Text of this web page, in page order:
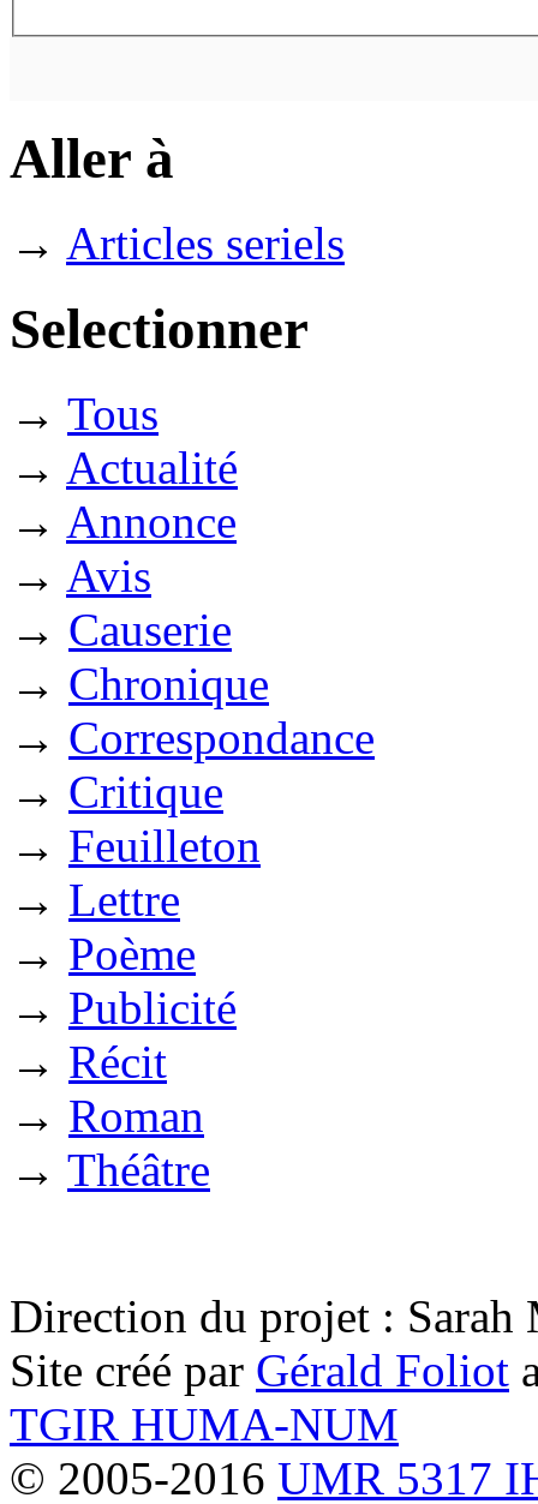
Aller à
→ Articles seriels
Selectionner
→ Tous
→ Actualité
→ Annonce
→ Avis
→ Causerie
→ Chronique
→ Correspondance
→ Critique
→ Feuilleton
→ Lettre
→ Poème
→ Publicité
→ Récit
→ Roman
→ Théâtre
Direction du projet : Sarah
Site créé par Gérald Foliot
TGIR HUMA-NUM
© 2005-2016 UMR 5317